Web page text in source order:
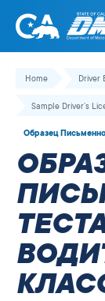
Skip
California
State
of
Home Driver
Sample Driver’s
Образец